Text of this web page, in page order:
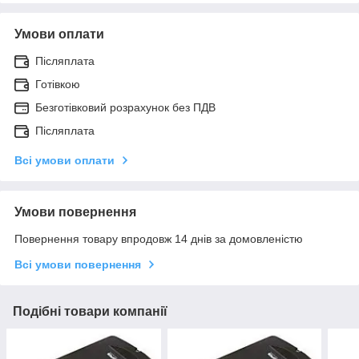
Умови оплати
Післяплата
Готівкою
Безготівковий розрахунок без ПДВ
Післяплата
Всі умови оплати
Умови повернення
Повернення товару впродовж 14 днів за домовленістю
Всі умови повернення
Подібні товари компанії